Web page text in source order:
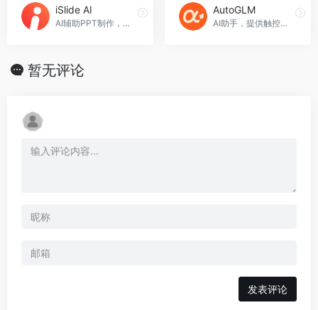
iSlide AI
AI辅助PPT制作，一键生成，个性化编辑。
AutoGLM
AI助手，提供触控执行、内容理解和内容生成。
暂无评论
发表评论